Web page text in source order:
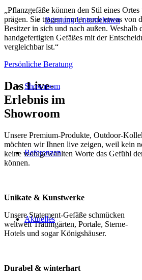
Beratung Unternehmen
Showroom
Referenzen
Aktuelles
„Pflanzgefäße können den Stil eines Ortes
prägen. Sie tragen immer auch etwas von
Besitzer in sich und nach außen. Weshalb
handgefertigten Gefäßes mit der
vergleichbar ist.“
Persönliche Beratung
Das Live-
Erlebnis im
Showroom
Unsere Premium-Produkte, Outdoor-
möchten wir Ihnen live zeigen, weil kein
keine wohlgewählten Worte das Gefühl
können.
Unikate & Kunstwerke
Unsere Statement-Gefäße schmücken
weltweit Traumgärten, Portale, Sterne-
Hotels und sogar Königshäuser.
Durabel & winterhart